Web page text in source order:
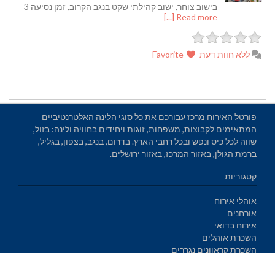
בישוב צוחר, ישוב קהילתי שקט בנגב הקרוב, זמן נסיעה 3
Read more [...]
ללא חוות דעת
פורטל האירוח מרכז עבורכם את כל סוגי הלינה האלטרנטיביים
המתאימים לקבוצות, משפחות, זוגות ויחידים בחוויה ולינה: בזול,
שווה לכל כיס ונפש ובכל רחבי הארץ. בדרום, בנגב, בצפון, בגליל,
ברמת הגולן, באזור המרכז, באזור ירושלים.
קטגוריות
אוהלי אירוח
אורחנים
אירוח בדואי
השכרת אוהלים
השכרת קראוונים נגררים